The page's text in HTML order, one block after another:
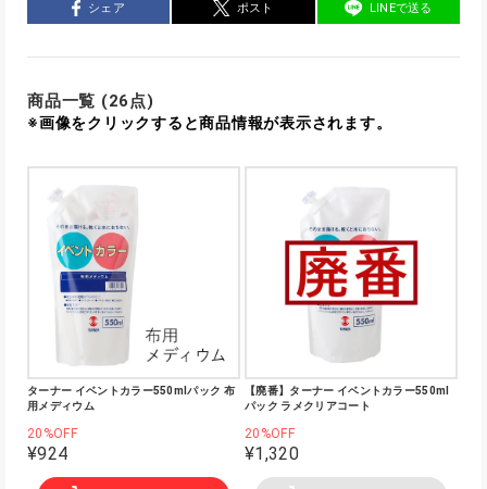
シェア ポスト LINEで送る
商品一覧 (26点)
※画像をクリックすると商品情報が表示されます。
ターナー イベントカラー550mlパック 布
用メディウム
20%OFF
¥924
【廃番】ターナー イベントカラー550ml
パック ラメクリアコート
20%OFF
¥1,320